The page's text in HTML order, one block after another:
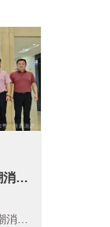
无锡环保集团一行莅临浪潮消防考察交流，共筑环保产业新蓝图